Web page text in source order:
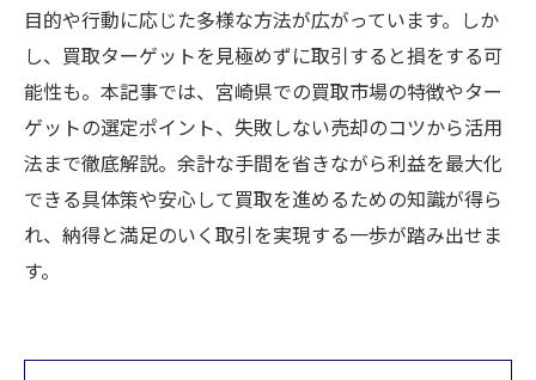
目的や行動に応じた多様な方法が広がっています。しか
し、買取ターゲットを見極めずに取引すると損をする可
能性も。本記事では、宮崎県での買取市場の特徴やター
ゲットの選定ポイント、失敗しない売却のコツから活用
法まで徹底解説。余計な手間を省きながら利益を最大化
できる具体策や安心して買取を進めるための知識が得ら
れ、納得と満足のいく取引を実現する一歩が踏み出せま
す。